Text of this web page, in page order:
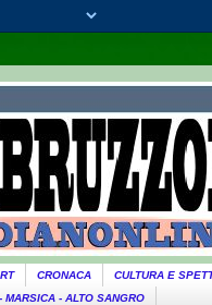
CRONACA
CULTURA E
- ALTO SANGRO